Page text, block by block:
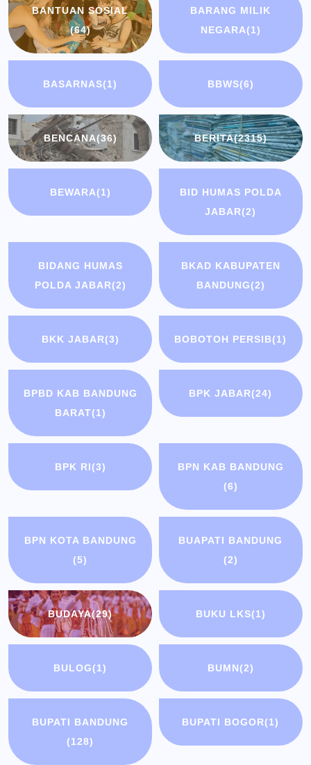
BANTUAN SOSIAL
(64)
BARANG MILIK
NEGARA(1)
BASARNAS(1) BBWS(6)
BENCANA(36) BERITA(2315)
BEWARA(1)
BID HUMAS POLDA
JABAR(2)
BIDANG HUMAS
POLDA JABAR(2)
BKAD KABUPATEN
BANDUNG(2)
BKK JABAR(3) BOBOTOH PERSIB(1)
BPBD KAB BANDUNG
BARAT(1)
BPK JABAR(24)
BPK RI(3)
BPN KAB BANDUNG
(6)
BPN KOTA BANDUNG
(5)
BUAPATI BANDUNG
(2)
BUDAYA(29) BUKU LKS(1)
BULOG(1) BUMN(2)
BUPATI BANDUNG
(128)
BUPATI BOGOR(1)